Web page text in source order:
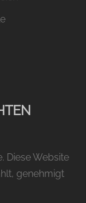
Diese Website
genehmigt